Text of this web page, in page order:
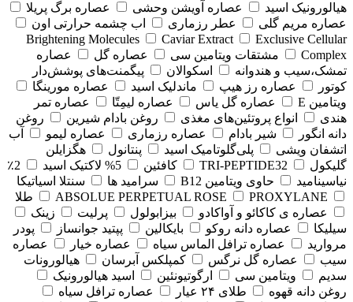
هیالورونیک اسید
عصاره آویشن وحشی
عصاره برگ پریلا
عصاره مریم گلی
عطر رزماری
اب چشمه حرارتی اون
Brightening Molecules
Caviar Extract
Exclusive Cellular
Complex
مشتقات ویتامین سی عصاره گل
عصاره
تمشک،سیب و هندوانه
اسکوالان
پیگمنت‌های پوشش‌دار
کوتور
عصاره رز هیپ ماندلیک اسید
عصاره مورینگا
ویتامین E
عصاره گل یاس عصاره لیمِتّا
عصاره تمر
هندی
انواع پروتئین‌های مغذی روغن بادام شیرین
روغن
دانه انگور
شیر بادام عصاره رزماری عصاره لیمو
آب
اتشفان ویشی
پلی‌گلوتامیک اسید پنتانول
هگزایلن
گلیکول
TRI-PEPTIDE32 کافئین 5% لاکتیک اسید
2٪
نیاسینامید
حاوی ویتامین B12 سرامید ها
سنتلا اسیاتیکا
ABSOLUE PERPETUAL ROSE
PROXYLANE
طلا
عصاره ی کاکائو و آواکادو
بیزابولول پرلیت
زینک
سیلیکا
عصاره دانه روکو بایکالین پپتید جوانساز
پودر
مروارید
عصاره ترافل الماس سیاه عصاره خیار
عصاره
سیب
عصاره گل نرگس کمپلکس آبرسان
هیالورونات
سدیم
ویتامین سی ارگوتیونئین
اسید هیالورونیک
روغن دانه قهوه
طلای ۲۴ عیار
عصاره ترافل سیاه